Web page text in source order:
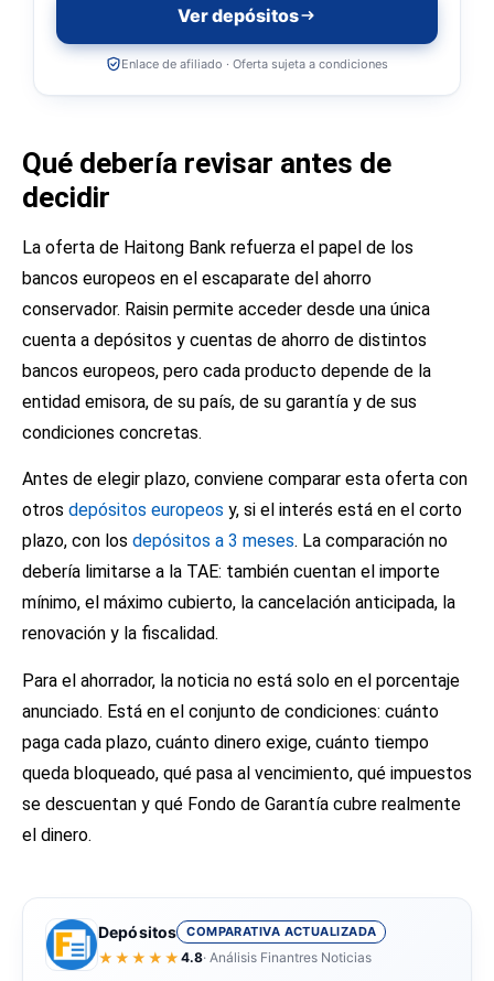
Ver depósitos
Enlace de afiliado · Oferta sujeta a condiciones
Qué debería revisar antes de
decidir
La oferta de Haitong Bank refuerza el papel de los
bancos europeos en el escaparate del ahorro
conservador. Raisin permite acceder desde una única
cuenta a depósitos y cuentas de ahorro de distintos
bancos europeos, pero cada producto depende de la
entidad emisora, de su país, de su garantía y de sus
condiciones concretas.
Antes de elegir plazo, conviene comparar esta oferta con
otros depósitos europeos y, si el interés está en el corto
plazo, con los depósitos a 3 meses. La comparación no
debería limitarse a la TAE: también cuentan el importe
mínimo, el máximo cubierto, la cancelación anticipada, la
renovación y la fiscalidad.
Para el ahorrador, la noticia no está solo en el porcentaje
anunciado. Está en el conjunto de condiciones: cuánto
paga cada plazo, cuánto dinero exige, cuánto tiempo
queda bloqueado, qué pasa al vencimiento, qué impuestos
se descuentan y qué Fondo de Garantía cubre realmente
el dinero.
Depósitos COMPARATIVA ACTUALIZADA
★★★★★ 4.8· Análisis Finantres Noticias